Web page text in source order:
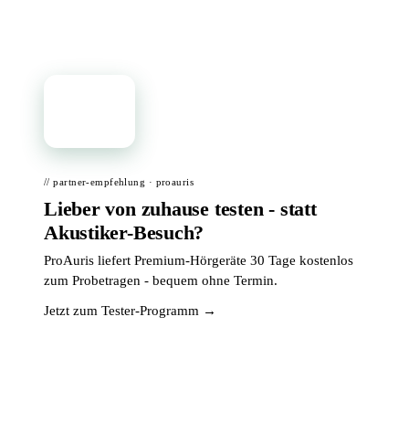
// partner-empfehlung · proauris
Lieber von zuhause testen - statt
Akustiker-Besuch?
ProAuris liefert Premium-Hörgeräte 30 Tage kostenlos
zum Probetragen - bequem ohne Termin.
Jetzt zum Tester-Programm →